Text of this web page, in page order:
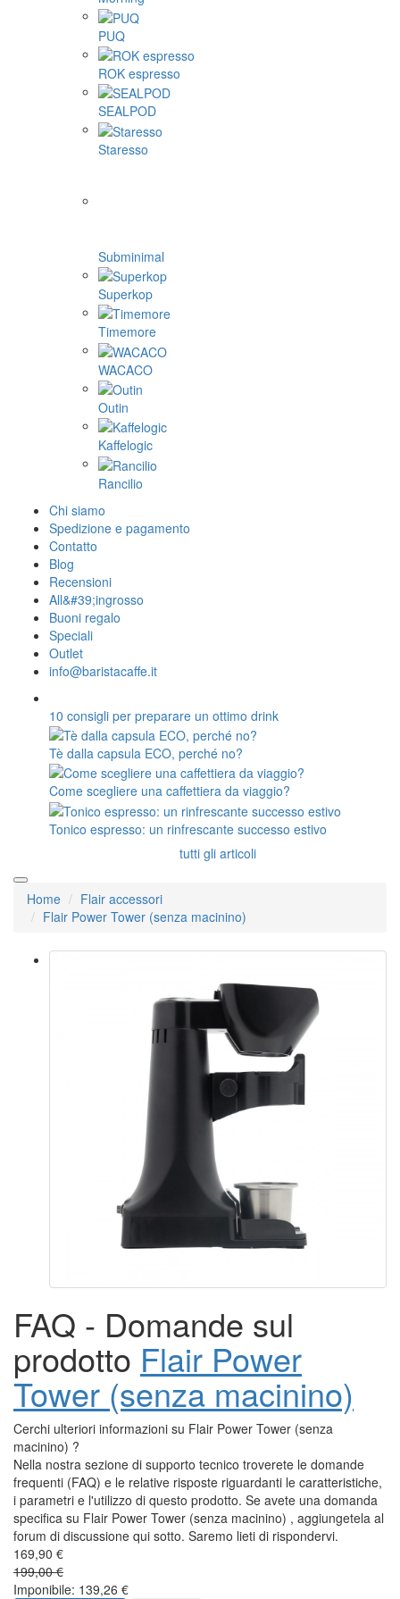
PUQ
ROK espresso
SEALPOD
Staresso
Subminimal
Superkop
Timemore
WACACO
Outin
Kaffelogic
Rancilio
Chi siamo
Spedizione e pagamento
Contatto
Blog
Recensioni
All&#39;ingrosso
Buoni regalo
Speciali
Outlet
info@baristacaffe.it
10 consigli per preparare un ottimo drink
Tè dalla capsula ECO, perché no?
Come scegliere una caffettiera da viaggio?
Tonico espresso: un rinfrescante successo estivo
tutti gli articoli
Home
Flair accessori
Flair Power Tower (senza macinino)
FAQ - Domande sul
prodotto Flair Power
Tower (senza macinino)
Cerchi ulteriori informazioni su Flair Power Tower (senza
macinino) ?
Nella nostra sezione di supporto tecnico troverete le domande
frequenti (FAQ) e le relative risposte riguardanti le caratteristiche,
i parametri e l'utilizzo di questo prodotto. Se avete una domanda
specifica su Flair Power Tower (senza macinino) , aggiungetela al
forum di discussione qui sotto. Saremo lieti di rispondervi.
169,90 €
199,00 €
Imponibile: 139,26 €